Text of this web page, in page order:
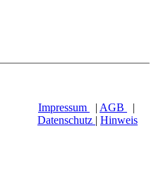
Impressum | AGB
|
Datenschutz | Hinweis